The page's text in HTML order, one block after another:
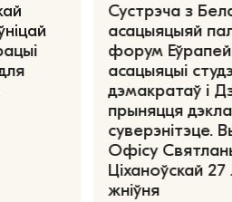
Сустрэча з
асацыяцыяй
форум
асацыяцыі
дэмакратаў і
прыняцця
суверэнітэце.
Офісу
Ціханоўскай
жніўня